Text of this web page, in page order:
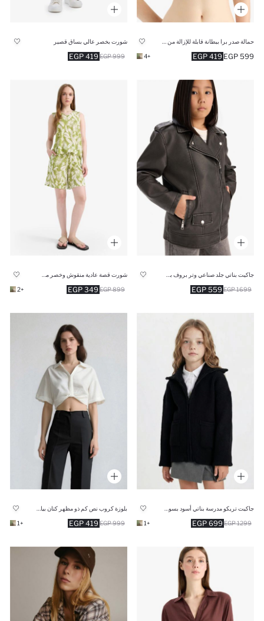
419 EGP 599 EGP
+4
شورت بخصر عالي بساق قصير
419 EGP 999 EGP
559 EGP 1699 EGP
349 EGP 899 EGP
+2
699 EGP 1299 EGP
+1
419 EGP 999 EGP
+1